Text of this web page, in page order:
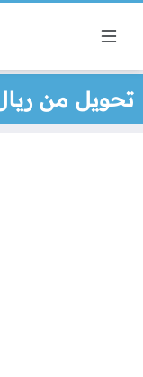
تحويل من